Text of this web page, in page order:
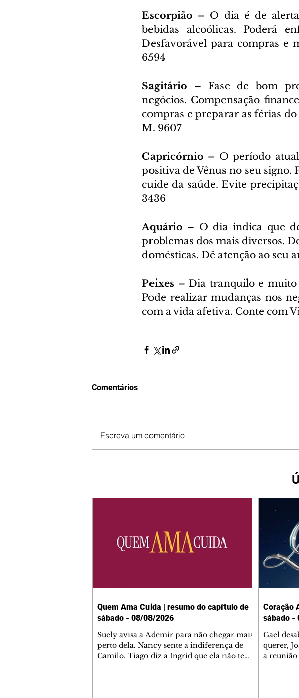
Escorpião – O dia é de
bebidas alcoólicas. Poderá
Desfavorável para compras e
6594
Sagitário – Fase de bom
negócios. Compensação
compras e preparar as férias
M. 9607
Capricórnio – O período
positiva de Vênus no seu signo.
cuide da saúde. Evite
3436
Aquário – O dia indica que
problemas dos mais diversos.
domésticas. Dê atenção ao seu
Peixes – Dia tranquilo e
Pode realizar mudanças nos
com a vida afetiva. Conte com
Comentários
Escreva um comentário
Quem Ama Cuida | resumo do capítulo de
sábado - 08/08/2026
Suely avisa a Ademir para não chegar mais
perto dela. Nancy sente a indiferença de
Camilo. Tiago diz a Ingrid que ela não tem
Coração
sábado -
Gael
querer,
a